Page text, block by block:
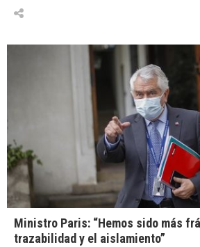
Ministro Paris: “Hemos sido más
trazabilidad y el aislamiento”